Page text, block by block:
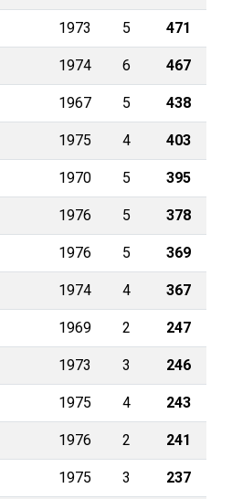
1973 5 471
1974 6 467
1967 5 438
1975 4 403
1970 5 395
1976 5 378
1976 5 369
1974 4 367
1969 2 247
1973 3 246
1975 4 243
1976 2 241
1975 3 237